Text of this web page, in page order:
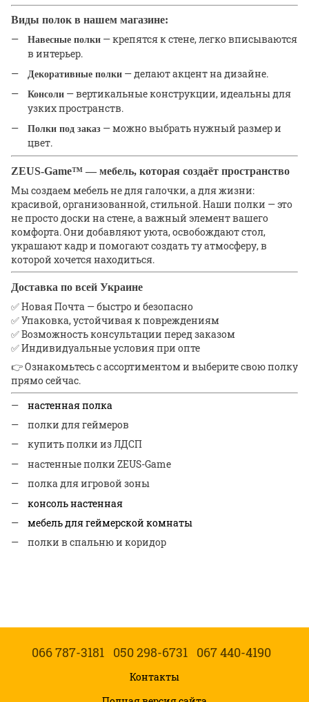
Виды полок в нашем магазине:
Навесные полки — крепятся к стене, легко вписываются
в интерьер.
Декоративные полки — делают акцент на дизайне.
Консоли — вертикальные конструкции, идеальны для
узких пространств.
Полки под заказ — можно выбрать нужный размер и
цвет.
ZEUS-Game™ — мебель, которая создаёт пространство
Мы создаем мебель не для галочки, а для жизни:
красивой, организованной, стильной. Наши полки — это
не просто доски на стене, а важный элемент вашего
комфорта. Они добавляют уюта, освобождают стол,
украшают кадр и помогают создать ту атмосферу, в
которой хочется находиться.
Доставка по всей Украине
✅ Новая Почта — быстро и безопасно
✅ Упаковка, устойчивая к повреждениям
✅ Возможность консультации перед заказом
✅ Индивидуальные условия при опте
👉 Ознакомьтесь с ассортиментом и выберите свою полку
прямо сейчас.
настенная полка
полки для геймеров
купить полки из ЛДСП
настенные полки ZEUS-Game
полка для игровой зоны
консоль настенная
мебель для геймерской комнаты
полки в спальню и коридор
066 787-3181 050 298-6731 067 440-4190
Контакты